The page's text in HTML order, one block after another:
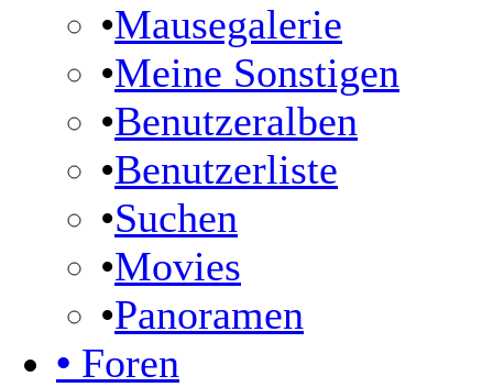
•Mausegalerie
•Meine Sonstigen
•Benutzeralben
•Benutzerliste
•Suchen
•Movies
•Panoramen
• Foren